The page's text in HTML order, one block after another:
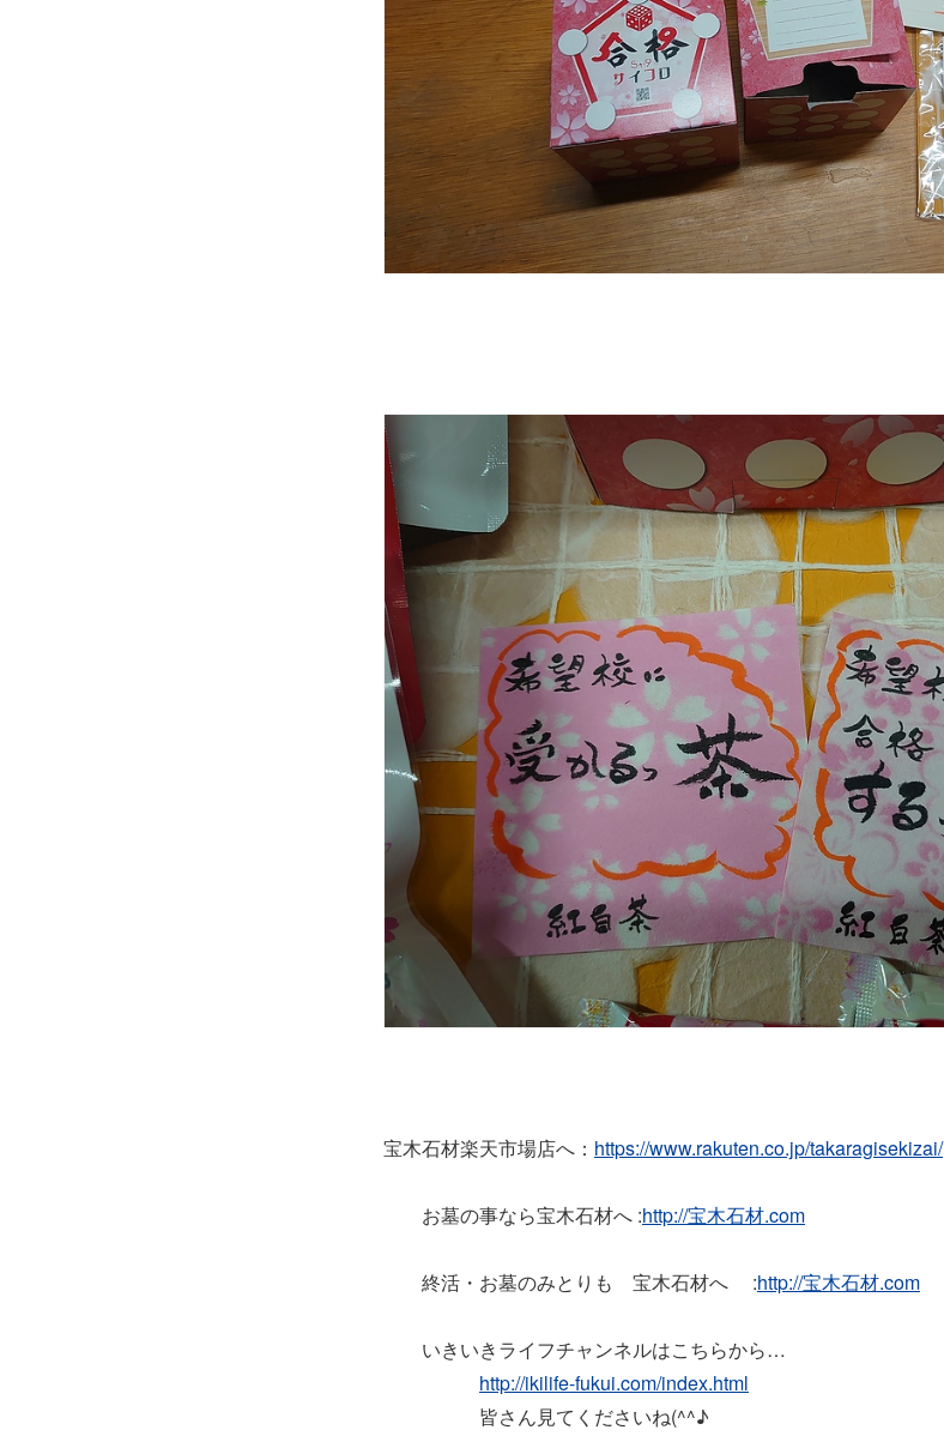
宝木石材楽天市場店へ： https://www.rakuten.co.jp/takaragisekizai/
お墓の事なら宝木石材へ :http://宝木石材.com
終活・お墓のみとりも 宝木石材へ :http://宝木石材.com
いきいきライフチャンネルはこちらから…
http://ikilife-fukui.com/index.html
皆さん見てくださいね(^^♪